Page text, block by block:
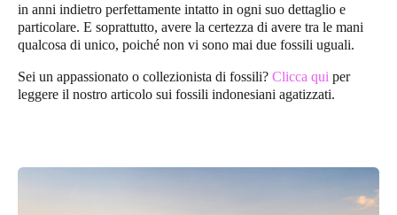
in anni indietro perfettamente intatto in ogni suo dettaglio e
particolare. E soprattutto, avere la certezza di avere tra le mani
qualcosa di unico, poiché non vi sono mai due fossili uguali.
Sei un appassionato o collezionista di fossili? Clicca qui per
leggere il nostro articolo sui fossili indonesiani agatizzati.